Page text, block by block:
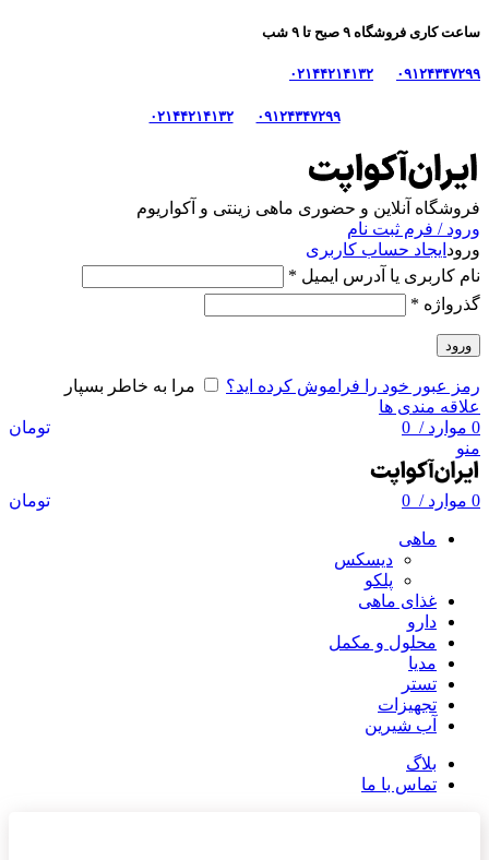
ساعت کاری فروشگاه ۹ صبح تا ۹ شب
۰۹۱۲۴۳۴۷۲۹۹ ۰۲۱۴۴۲۱۴۱۳۲
۰۹۱۲۴۳۴۷۲۹۹ ۰۲۱۴۴۲۱۴۱۳۲
فروشگاه آنلاین و حضوری ماهی‌ زینتی و آکواریوم
ورود / فرم ثبت نام
ورود ایجاد حساب کاربری
نام کاربری یا آدرس ایمیل *
گذرواژه *
ورود
رمز عبور خود را فراموش کرده اید؟
مرا به خاطر بسپار
علاقه مندی ها
0 موارد / تومان
منو
0 موارد / تومان
ماهی
دیسکس
پلکو
غذای ماهی
دارو
محلول و مکمل
مدیا
تستر
تجهیزات
آب شیرین
بلاگ
تماس با ما